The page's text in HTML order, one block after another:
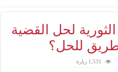
الثورية لحل القضية
طريق للحل؟
1,531 زيارة